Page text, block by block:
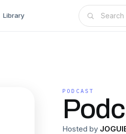
Library
PODCAST
Hosted by